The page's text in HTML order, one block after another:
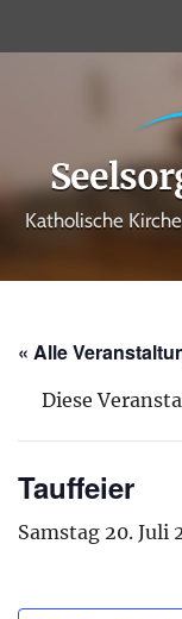
Katholische
« Alle
Diese
Tauffeier
Samstag 20. Juli